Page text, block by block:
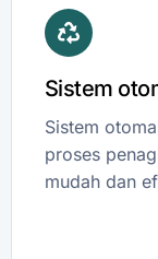
Sistem
Sistem
proses
mudah dan